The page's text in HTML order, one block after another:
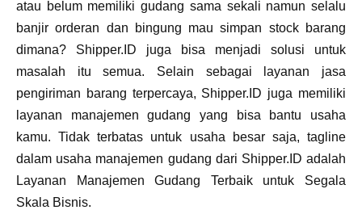
atau belum memiliki gudang sama sekali namun selalu
banjir orderan dan bingung mau simpan stock barang
dimana? Shipper.ID juga bisa menjadi solusi untuk
masalah itu semua. Selain sebagai layanan jasa
pengiriman barang terpercaya, Shipper.ID juga memiliki
layanan manajemen gudang yang bisa bantu usaha
kamu. Tidak terbatas untuk usaha besar saja, tagline
dalam usaha manajemen gudang dari Shipper.ID adalah
Layanan Manajemen Gudang Terbaik untuk Segala
Skala Bisnis.